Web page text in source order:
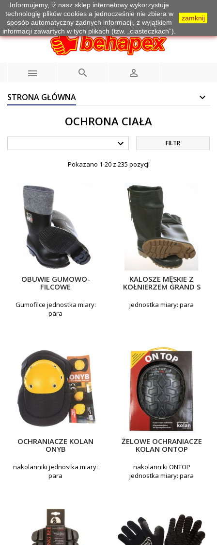
Informujemy, iż nasz sklep internetowy wykorzystuje
technologię plików cookies a jednocześnie nie zbiera w
sposób automatyczny żadnych informacji, z wyjątkiem
informacji zawartych w tych plikach (tzw. „ciasteczkach”).
zamknij
Telefon:733 100 215
  
STRONA GŁÓWNA
OCHRONA CIAŁA
 FILTR
Pokazano 1-20 z 235 pozycji
OBUWIE GUMOWO-
FILCOWE
Gumofilce jednostka miary:
para
KALOSZE MĘSKIE Z
KOŁNIERZEM GRAND S
jednostka miary: para
OCHRANIACZE KOLAN
ONYB
nakolanniki jednostka miary:
para
ŻELOWE OCHRANIACZE
KOLAN ONTOP
nakolanniki ONTOP
jednostka miary: para